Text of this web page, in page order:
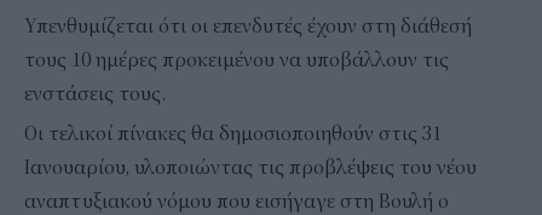
Υπενθυμίζεται ότι οι επενδυτές έχουν στη διάθεσή
τους 10 ημέρες προκειμένου να υποβάλλουν τις
ενστάσεις τους.
Οι τελικοί πίνακες θα δημοσιοποιηθούν στις 31
Ιανουαρίου, υλοποιώντας τις προβλέψεις του νέου
αναπτυξιακού νόμου που εισήγαγε στη Βουλή ο